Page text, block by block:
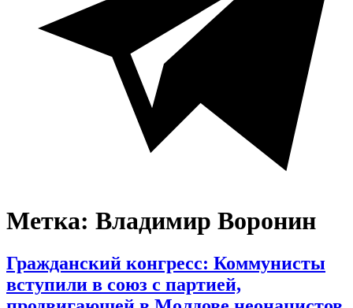
Метка: Владимир Воронин
Гражданский конгресс: Коммунисты
вступили в союз с партией,